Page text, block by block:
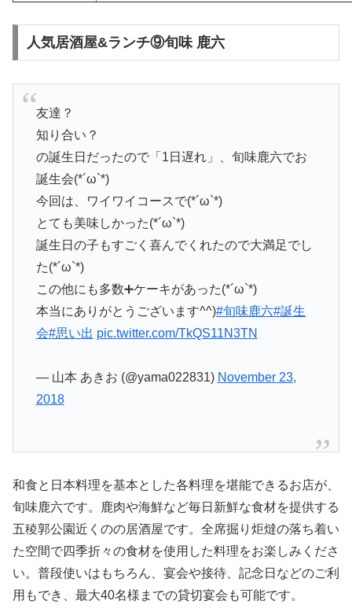
人気居酒屋&ランチ⑨旬味 鹿六
友達？
知り合い？
の誕生日だったので「1日遅れ」、旬味鹿六でお
誕生会(*´ω`*)
今回は、ワイワイコースで(*´ω`*)
とても美味しかった(*´ω`*)
誕生日の子もすごく喜んでくれたので大満足でし
た(*´ω`*)
この他にも多数➕ケーキがあった(*´ω`*)
本当にありがとうございます^^)#旬味鹿六#誕生
会#思い出 pic.twitter.com/TkQS11N3TN
— 山本 あきお (@yama022831) November 23,
2018
和食と日本料理を基本とした各料理を堪能できるお店が、
旬味鹿六です。鹿肉や海鮮など毎日新鮮な食材を提供する
五稜郭公園近くのの居酒屋です。全席掘り炬燵の落ち着い
た空間で四季折々の食材を使用した料理をお楽しみくださ
い。普段使いはもちろん、宴会や接待、記念日などのご利
用もでき、最大40名様までの貸切宴会も可能です。